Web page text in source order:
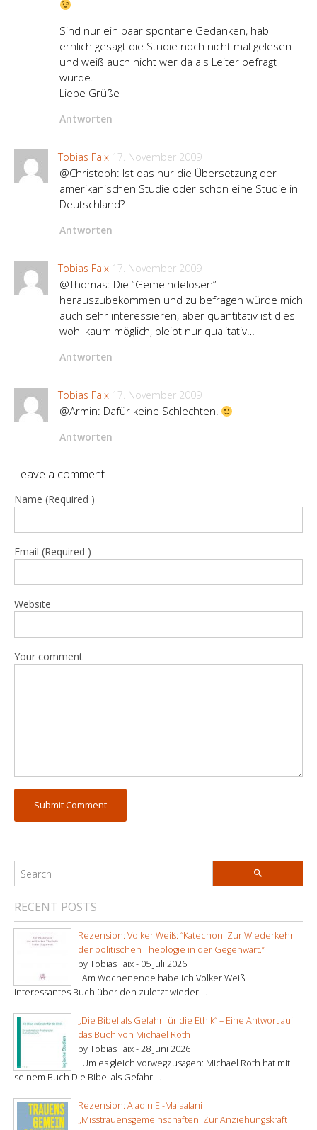
Sind nur ein paar spontane Gedanken, hab
erhlich gesagt die Studie noch nicht mal gelesen
und weiß auch nicht wer da als Leiter befragt
wurde.
Liebe Grüße
Antworten
Tobias Faix 17. November 2009
@Christoph: Ist das nur die Übersetzung der
amerikanischen Studie oder schon eine Studie in
Deutschland?
Antworten
Tobias Faix 17. November 2009
@Thomas: Die “Gemeindelosen”
herauszubekommen und zu befragen würde mich
auch sehr interessieren, aber quantitativ ist dies
wohl kaum möglich, bleibt nur qualitativ…
Antworten
Tobias Faix 17. November 2009
@Armin: Dafür keine Schlechten!
Antworten
Leave a comment
Name (Required )
Email (Required )
Website
Your comment
RECENT POSTS
Rezension: Volker Weiß: “Katechon. Zur Wiederkehr
der politischen Theologie in der Gegenwart.”
by Tobias Faix - 05 Juli 2026
. Am Wochenende habe ich Volker Weiß
interessantes Buch über den zuletzt wieder ...
„Die Bibel als Gefahr für die Ethik“ – Eine Antwort auf
das Buch von Michael Roth
by Tobias Faix -28 Juni 2026
. Um es gleich vorwegzusagen: Michael Roth hat mit
seinem Buch Die Bibel als Gefahr ...
Rezension: Aladin El-Mafaalani
„Misstrauensgemeinschaften: Zur Anziehungskraft